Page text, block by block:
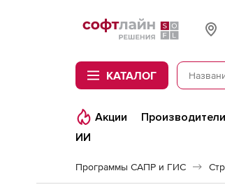
Softline
КАТАЛОГ
Акции Производители
ИИ
Программы САПР и ГИС